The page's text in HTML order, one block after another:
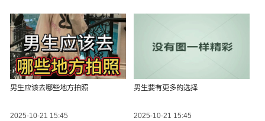
男生应该去哪些地方拍照
2025-10-21 15:45
男生要有更多的选择
2025-10-21 15:45